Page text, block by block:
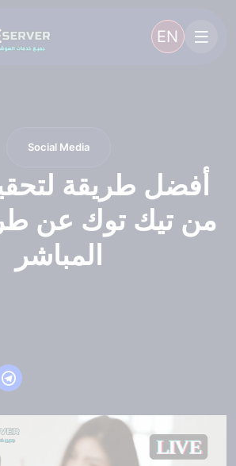
EN
Social Media
أفضل طريقة
من تيك توك عن
المباشر